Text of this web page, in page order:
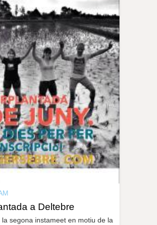
a Deltebre
segona instameet en motiu de la